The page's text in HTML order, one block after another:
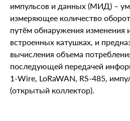
импульсов и данных (МИД) –
измеряющее количество
путём обнаружения изменения
встроенных катушках, и
вычисления объема
последующей передачей
1-Wire, LoRaWAN, RS-485,
(открытый коллектор).